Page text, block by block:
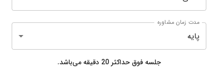
مدت زمان مشاوره
پایه
جلسه فوق حداکثر20 دقیقه می‌باشد.